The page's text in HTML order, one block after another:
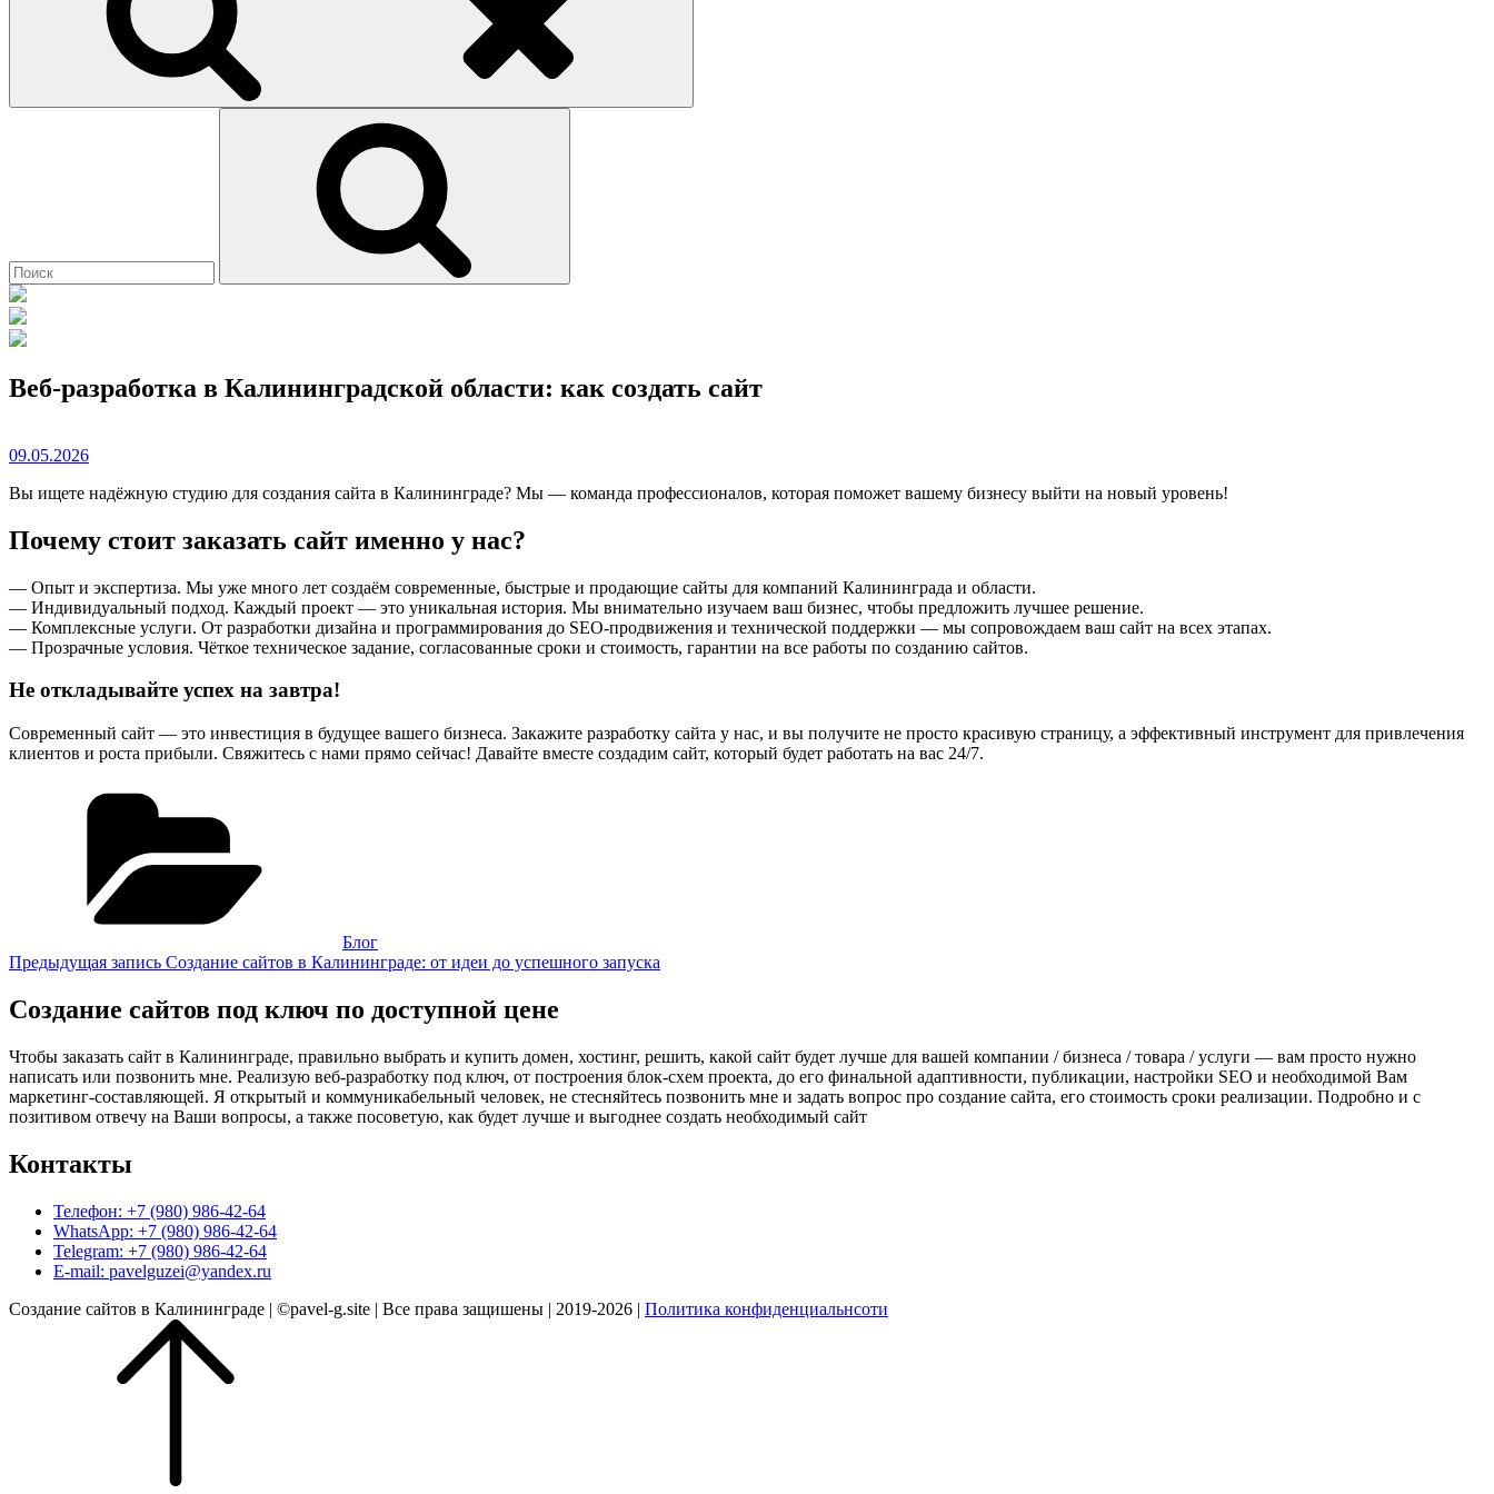
Веб-разработка в Калининградской области: как создать сайт
09.05.2026
Вы ищете надёжную студию для создания сайта в Калининграде? Мы — команда профессионалов, которая поможет вашему бизнесу выйти на новый уровень!
Почему стоит заказать сайт именно у нас?
— Опыт и экспертиза. Мы уже много лет создаём современные, быстрые и продающие сайты для компаний Калининграда и области.
— Индивидуальный подход. Каждый проект — это уникальная история. Мы внимательно изучаем ваш бизнес, чтобы предложить лучшее решение.
— Комплексные услуги. От разработки дизайна и программирования до SEO-продвижения и технической поддержки — мы сопровождаем ваш сайт на всех этапах.
— Прозрачные условия. Чёткое техническое задание, согласованные сроки и стоимость, гарантии на все работы по созданию сайтов.
Не откладывайте успех на завтра!
Современный сайт — это инвестиция в будущее вашего бизнеса. Закажите разработку сайта у нас, и вы получите не просто красивую страницу, а эффективный инструмент для привлечения
клиентов и роста прибыли. Свяжитесь с нами прямо сейчас! Давайте вместе создадим сайт, который будет работать на вас 24/7.
Блог
Навигация
по
записям
Предыдущая
Предыдущая запись Создание сайтов в Калининграде: от идеи до успешного запуска
Создание сайтов под ключ по доступной цене
Чтобы заказать сайт в Калининграде, правильно выбрать и купить домен, хостинг, решить, какой сайт будет лучше для вашей компании / бизнеса / товара / услуги — вам просто нужно
написать или позвонить мне. Реализую веб-разработку под ключ, от построения блок-схем проекта, до его финальной адаптивности, публикации, настройки SEO и необходимой Вам
маркетинг-составляющей. Я открытый и коммуникабельный человек, не стесняйтесь позвонить мне и задать вопрос про создание сайта, его стоимость сроки реализации. Подробно и с
позитивом отвечу на Ваши вопросы, а также посоветую, как будет лучше и выгоднее создать необходимый сайт
Контакты
Телефон: +7 (980) 986-42-64
WhatsApp: +7 (980) 986-42-64
Telegram: +7 (980) 986-42-64
E-mail: pavelguzei@yandex.ru
Создание сайтов в Калининграде | ©pavel-g.site | Все права защишены | 2019-2026 | Политика конфиденциальнсоти